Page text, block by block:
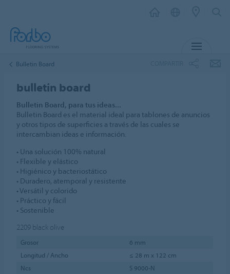
Bulletin Board
bulletin board
Bulletin Board, para tus ideas...
Bulletin Board es el material ideal para tablones de anuncios
y otros tipos de superficies a través de las cuales se
intercambian ideas e información.
• Una solución 100% natural
• Flexible y elástico
• Higiénico y bacteriostático
• Duradero, atemporal y resistente
• Versátil y colorido
• Práctico y fácil
• Sostenible
2209 black olive
Grosor
6 mm
Longitud / Ancho
≤ 28 m x 122 cm
Ncs
S 9000-N